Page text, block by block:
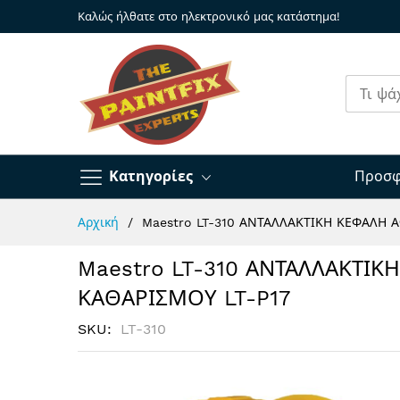
Καλώς ήλθατε στο ηλεκτρονικό μας κατάστημα!
Κατηγορίες
Αρχική Maestro LT-310 ΑΝΤΑΛΛΑΚΤΙΚΗ ΚΕΦΑΛΗ
Maestro LT-310
ΚΑΘΑΡΙΣΜΟΥ LT-P17
SKU LT-310